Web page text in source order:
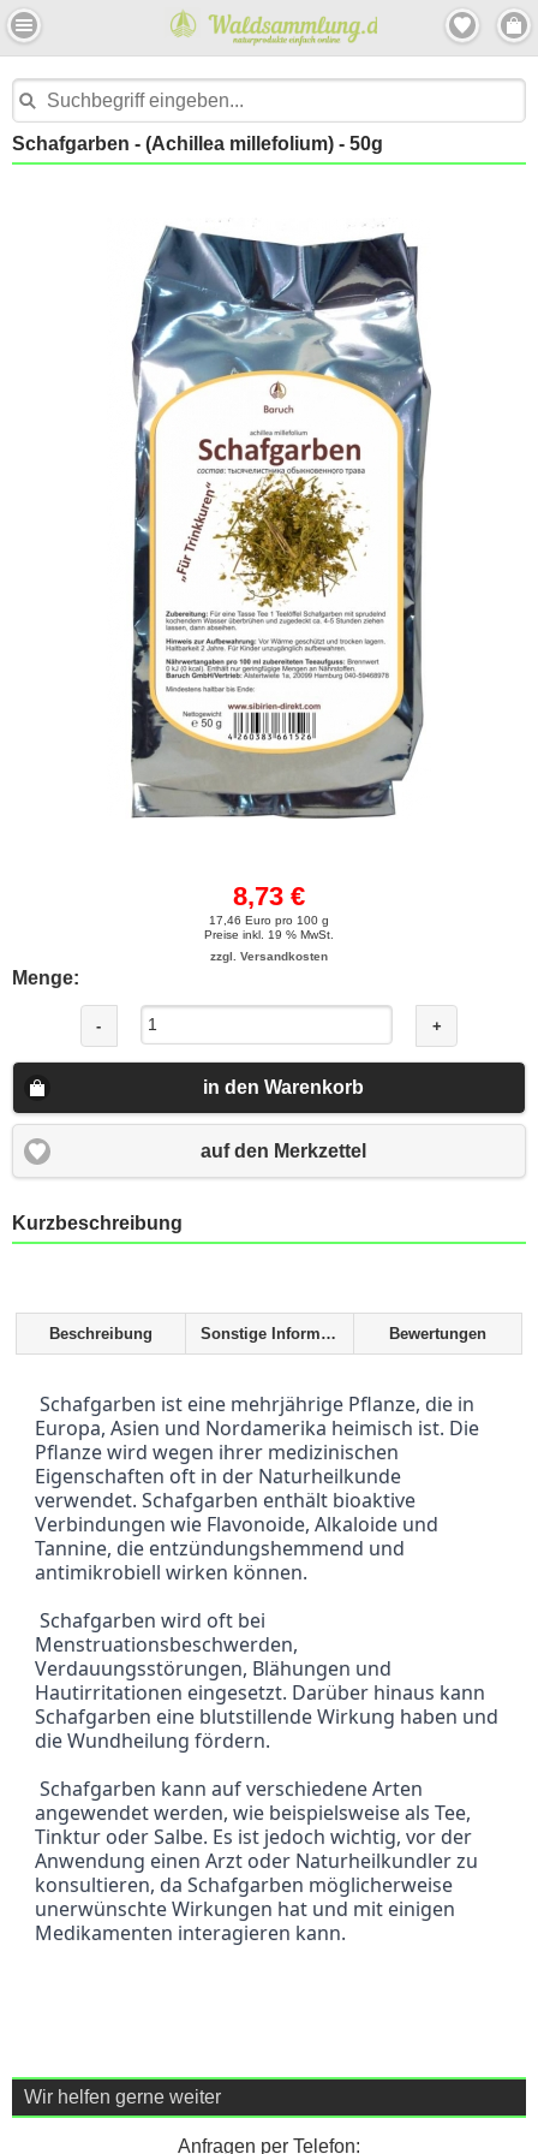
Schafgarben - (Achillea millefolium) - 50g
8,73 €
17,46 Euro pro 100 g
Preise inkl. 19 % MwSt.
zzgl. Versandkosten
Menge:
- +
in den Warenkorb
auf den Merkzettel
Kurzbeschreibung
Beschreibung Sonstige Informationen Bewertungen
Schafgarben ist eine mehrjährige Pflanze, die in
Europa, Asien und Nordamerika heimisch ist. Die
Pflanze wird wegen ihrer medizinischen
Eigenschaften oft in der Naturheilkunde
verwendet. Schafgarben enthält bioaktive
Verbindungen wie Flavonoide, Alkaloide und
Tannine, die entzündungshemmend und
antimikrobiell wirken können.
Schafgarben wird oft bei
Menstruationsbeschwerden,
Verdauungsstörungen, Blähungen und
Hautirritationen eingesetzt. Darüber hinaus kann
Schafgarben eine blutstillende Wirkung haben und
die Wundheilung fördern.
Schafgarben kann auf verschiedene Arten
angewendet werden, wie beispielsweise als Tee,
Tinktur oder Salbe. Es ist jedoch wichtig, vor der
Anwendung einen Arzt oder Naturheilkundler zu
konsultieren, da Schafgarben möglicherweise
unerwünschte Wirkungen hat und mit einigen
Medikamenten interagieren kann.
Wir helfen gerne weiter
Anfragen per Telefon: